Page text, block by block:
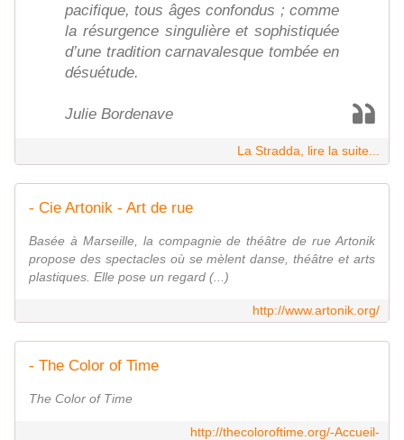
pacifique, tous âges confondus ; comme
la résurgence singulière et sophistiquée
d’une tradition carnavalesque tombée en
désuétude.
Julie Bordenave
La Stradda, lire la suite...
- Cie Artonik - Art de rue
Basée à Marseille, la compagnie de théâtre de rue Artonik
propose des spectacles où se mèlent danse, théâtre et arts
plastiques. Elle pose un regard (...)
http://www.artonik.org/
- The Color of Time
The Color of Time
http://thecoloroftime.org/-Accueil-